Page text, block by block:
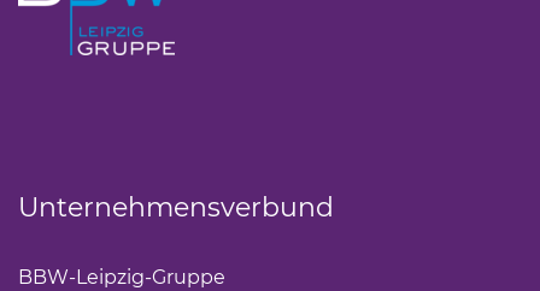
Unternehmensverbund
BBW-Leipzig-Gruppe